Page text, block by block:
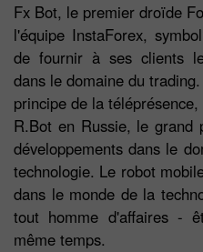
Fx Bot, le premier droïde
l'équipe InstaForex,
de fournir à ses clients
dans le domaine du
principe de la
R.Bot en Russie, le grand
développements dans le
technologie. Le robot
dans le monde de la
tout homme d'affaires -
même temps.